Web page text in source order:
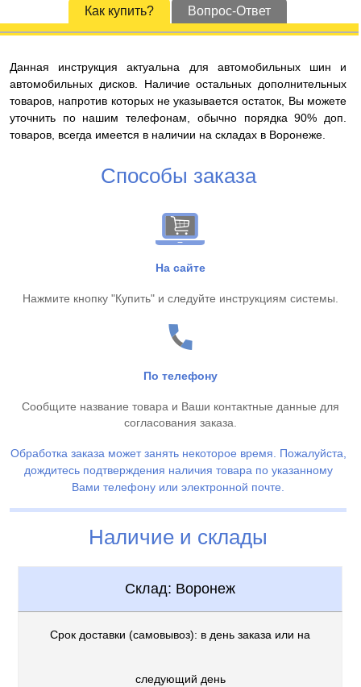
Как купить? Вопрос-Ответ
Данная инструкция актуальна для автомобильных шин и
автомобильных дисков. Наличие остальных дополнительных
товаров, напротив которых не указывается остаток, Вы можете
уточнить по нашим телефонам, обычно порядка 90% доп.
товаров, всегда имеется в наличии на складах в Воронеже.
Способы заказа
На сайте
Нажмите кнопку "Купить" и следуйте инструкциям системы.
По телефону
Сообщите название товара и Ваши контактные данные для
согласования заказа.
Обработка заказа может занять некоторое время. Пожалуйста,
дождитесь подтверждения наличия товара по указанному
Вами телефону или электронной почте.
Наличие и склады
Склад: Воронеж
Срок доставки (самовывоз): в день заказа или на
следующий день